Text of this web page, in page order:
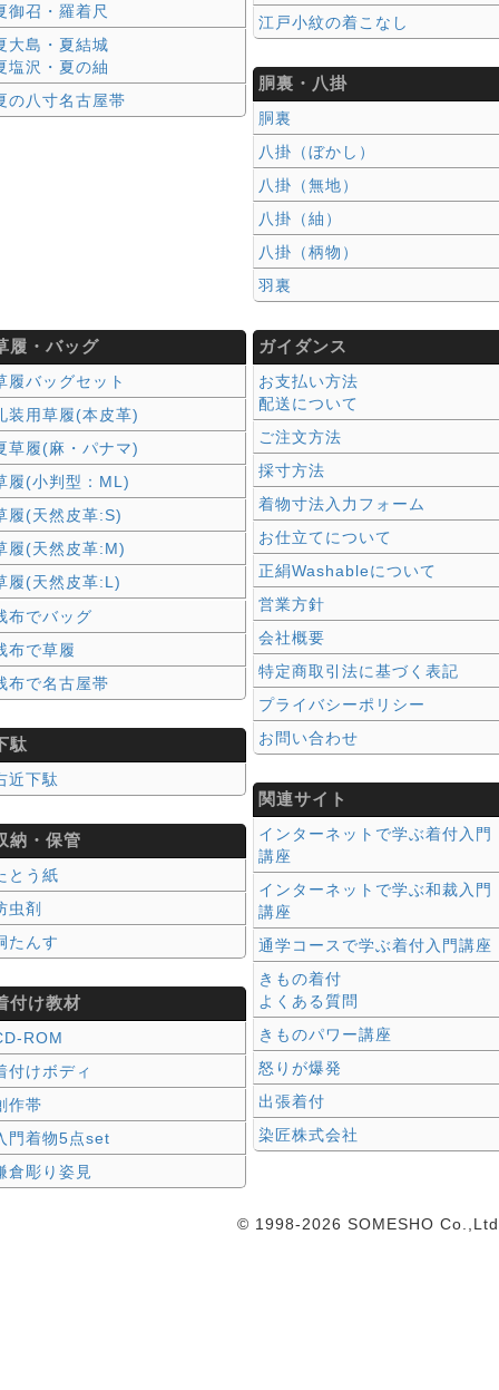
御召・羅着尺
大島・夏結城
塩沢・夏の紬
の八寸名古屋帯
江戸小紋の着こなし
胴裏・八掛
胴裏
八掛（ぼかし）
八掛（無地）
八掛（紬）
八掛（柄物）
羽裏
履・バッグ
履バッグセット
装用草履(本皮革)
草履(麻・パナマ)
履(小判型：ML)
履(天然皮革:S)
履(天然皮革:M)
履(天然皮革:L)
布でバッグ
布で草履
布で名古屋帯
駄
近下駄
納・保管
とう紙
虫剤
たんす
付け教材
ROM
付けボディ
作帯
門着物5点set
倉彫り姿見
ガイダンス
お支払い方法
配送について
ご注文方法
採寸方法
着物寸法入力フォーム
お仕立てについて
正絹Washableについて
営業方針
会社概要
特定商取引法に基づく表記
プライバシーポリシー
お問い合わせ
関連サイト
インターネットで学ぶ着付入門
講座
インターネットで学ぶ和裁入門
講座
通学コースで学ぶ着付入門講座
きもの着付
よくある質問
きものパワー講座
怒りが爆発
出張着付
染匠株式会社
© 1998-2026 SOMESHO Co.,Ltd